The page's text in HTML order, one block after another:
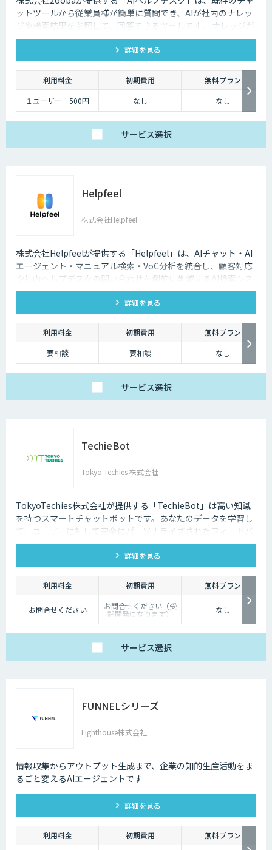
ットツールから従業員様が簡単に質問でき、AIが社内のナレッ
ジや検索結果を参照して、回答できるツールです。 ナレッジが
ないものは、チケットが作成され、フィードバックを行うこと
でナレッジを追加が可能です。詳細を見る
利用料金 初期費用
無料プラン
１ユーザー｜500円
なし なし
サービス選択
Helpfeel
株式会社Helpfeel
株式会社Helpfeelが提供する「Helpfeel」は、AIチャット・AI
エージェント・マニュアル検索・VoC分析を統合し、顧客対応
や社内ヘルプデスクの問い合わせを劇的に削減するAI検索シス
テムです。特許技術と手厚い伴走支援で、誰でも即座に答えを
詳細を見る
利用料金 初期費用
無料プラン
要相談
要相談 なし
サービス選択
TechieBot
Tokyo Techies 株式会社
TokyoTechies株式会社が提供する「TechieBot」は高い知識
を持つスマートチャットボットです。あなたのデータを学習し
て、ユーザーに対して完全にパーソナライズされたフィードバ
ック、情報、サポートを提供することができます。また、
GhatGPTをはじめ、他社のエンジンとの連携も可能です。
詳細を見る
利用料金 初期費用 無料プラン
お問合せください お問合せください（受
託開発になります） なし
サービス選択
FUNNELシリーズ
Lighthouse株式会社
情報収集からアウトプット生成まで、企業の知的生産活動をま
るごと変えるAIエージェントです
詳細を見る
利用料金 初期費用
無料プラン